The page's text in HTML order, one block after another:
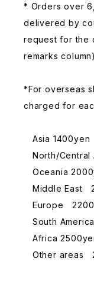
* Orders over
delivered by
request for the
remarks column)
*For overseas
charged for
Asia 1400yen
North/Central
Oceania
Middle East
Europe
South
Africa
Other areas